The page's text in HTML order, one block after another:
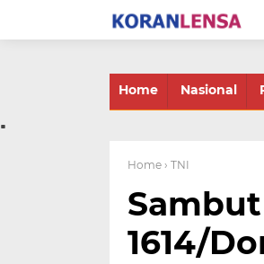
Home Nasional
.
Home › TNI
1614/